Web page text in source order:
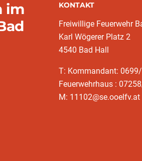
im
KONTAKT
Freiwillige Feuerwehr
Karl Wögerer Platz 2
4540 Bad Hall
T: Kommandant:
Feuerwehrhaus :
M: 11102@se.ooelfv.at